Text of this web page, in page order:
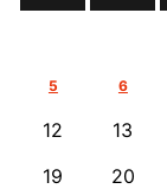
5 6
12
13
19
20